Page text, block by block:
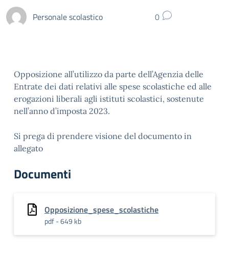
Personale scolastico 0
Opposizione all’utilizzo da parte dell’Agenzia delle
Entrate dei dati relativi alle spese scolastiche ed alle
erogazioni liberali agli istituti scolastici, sostenute
nell’anno d’imposta 2023.
Si prega di prendere visione del documento in
allegato
Documenti
Opposizione_spese_scolastiche
pdf - 649 kb